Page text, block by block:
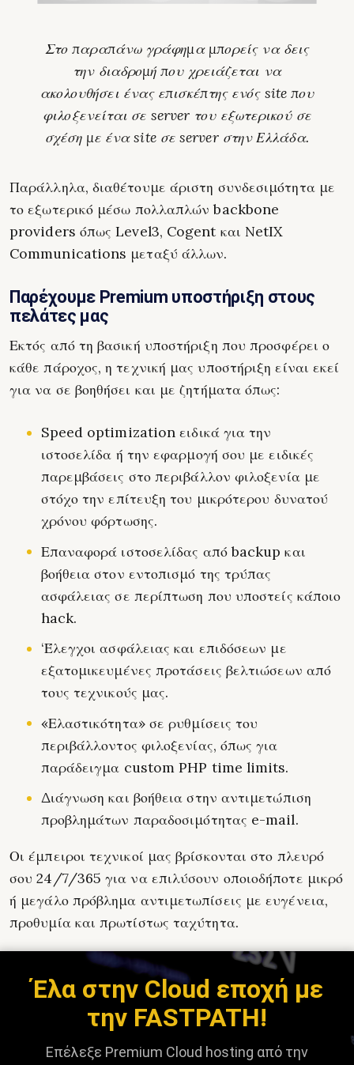
Στο παραπάνω γράφημα μπορείς να δεις
την διαδρομή που χρειάζεται να
ακολουθήσει ένας επισκέπτης ενός site που
φιλοξενείται σε server του εξωτερικού σε
σχέση με ένα site σε server στην Ελλάδα.
Παράλληλα, διαθέτουμε άριστη συνδεσιμότητα με
το εξωτερικό μέσω πολλαπλών backbone
providers όπως Level3, Cogent και NetIX
Communications μεταξύ άλλων.
Παρέχουμε Premium υποστήριξη στους
πελάτες μας
Εκτός από τη βασική υποστήριξη που προσφέρει ο
κάθε πάροχος, η τεχνική μας υποστήριξη είναι εκεί
για να σε βοηθήσει και με ζητήματα όπως:
Speed optimization ειδικά για την
ιστοσελίδα ή την εφαρμογή σου με ειδικές
παρεμβάσεις στο περιβάλλον φιλοξενία με
στόχο την επίτευξη του μικρότερου δυνατού
χρόνου φόρτωσης.
Επαναφορά ιστοσελίδας από backup και
βοήθεια στον εντοπισμό της τρύπας
ασφάλειας σε περίπτωση που υποστείς κάποιο
hack.
‘Έλεγχοι ασφάλειας και επιδόσεων με
εξατομικευμένες προτάσεις βελτιώσεων από
τους τεχνικούς μας.
«Ελαστικότητα» σε ρυθμίσεις του
περιβάλλοντος φιλοξενίας, όπως για
παράδειγμα custom PHP time limits.
Διάγνωση και βοήθεια στην αντιμετώπιση
προβλημάτων παραδοσιμότητας e-mail.
Οι έμπειροι τεχνικοί μας βρίσκονται στο πλευρό
σου 24/7/365 για να επιλύσουν οποιοδήποτε μικρό
ή μεγάλο πρόβλημα αντιμετωπίσεις με ευγένεια,
προθυμία και πρωτίστως ταχύτητα.
Έλα στην Cloud εποχή με
την FASTPATH!
Επέλεξε Premium Cloud hosting από την